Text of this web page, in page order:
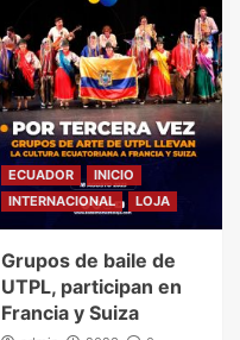
ECUADOR
INICIO
INTERNACIONAL
LOJA
Grupos de baile de
UTPL, participan en
Francia y Suiza